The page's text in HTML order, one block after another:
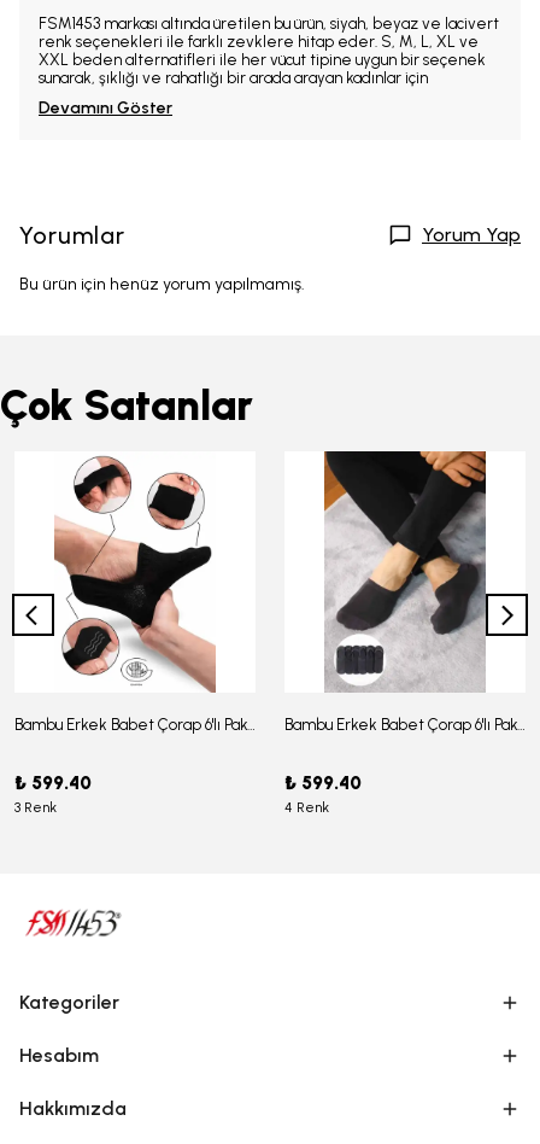
FSM1453 markası altında üretilen bu ürün, siyah, beyaz ve lacivert
renk seçenekleri ile farklı zevklere hitap eder. S, M, L, XL ve
XXL beden alternatifleri ile her vücut tipine uygun bir seçenek
sunarak, şıklığı ve rahatlığı bir arada arayan kadınlar için
Devamını Göster
Yorumlar Yorum Yap
Bu ürün için henüz yorum yapılmamış.
Çok Satanlar
Bambu Erkek Babet Çorap 6'lı Paket - J-03
₺ 599.40
3 Renk
Bambu Erkek Babet Çorap 6'lı Paket -J-08
₺ 599.40
4 Renk
Kategoriler
Hesabım
Hakkımızda